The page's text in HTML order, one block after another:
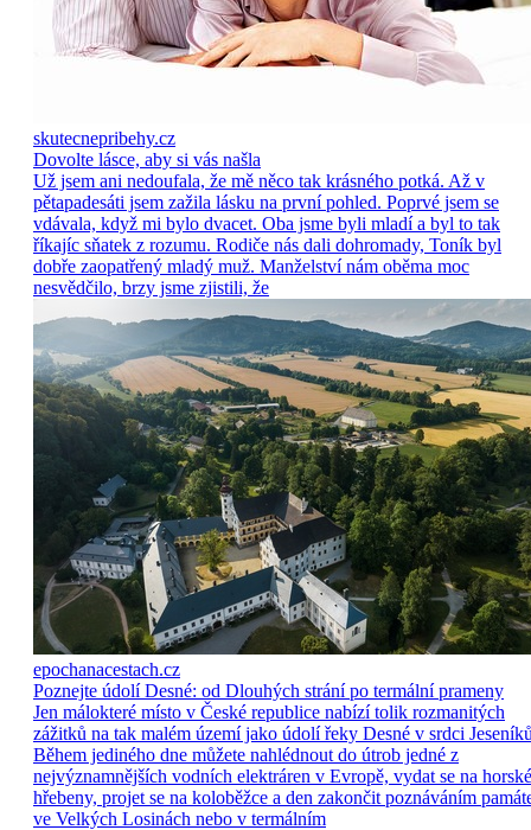
skutecnepribehy.cz
Dovolte lásce, aby si vás našla
Už jsem ani nedoufala, že mě něco tak krásného potká. Až v
pětapadesáti jsem zažila lásku na první pohled. Poprvé jsem se
vdávala, když mi bylo dvacet. Oba jsme byli mladí a byl to tak
říkajíc sňatek z rozumu. Rodiče nás dali dohromady, Toník byl
dobře zaopatřený mladý muž. Manželství nám oběma moc
nesvědčilo, brzy jsme zjistili, že
epochanacestach.cz
Poznejte údolí Desné: od Dlouhých strání po termální prameny
Jen málokteré místo v České republice nabízí tolik rozmanitých
zážitků na tak malém území jako údolí řeky Desné v srdci
Během jediného dne můžete nahlédnout do útrob jedné z
nejvýznamnějších vodních elektráren v Evropě, vydat se na horské
hřebeny, projet se na koloběžce a den zakončit poznáváním
ve Velkých Losinách nebo v termálním